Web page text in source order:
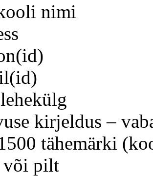
nimi
kirjeldus –
tähemärki
või pilt